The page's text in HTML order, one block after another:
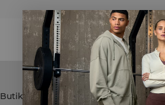
STYLE WITH
Butik